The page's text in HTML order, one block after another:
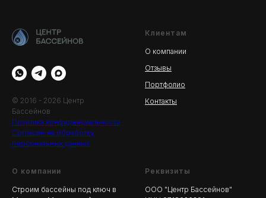
© 2016 - 2026 Центр
Бассейнов
Политика конфиденциальности
Согласие на обработку
персональных данных
Клиентам
О компании
Отзывы
Портфолио
Контакты
О компании
Строим бассейны под ключ в
Реквизиты
ООО "Центр Бассейнов"